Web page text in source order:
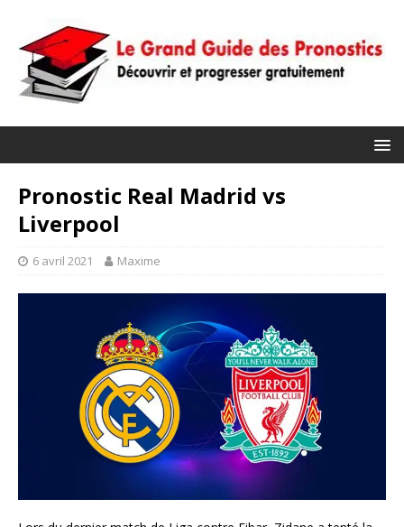
Pronostic Real Madrid vs
Liverpool
6 avril 2021 Maxime